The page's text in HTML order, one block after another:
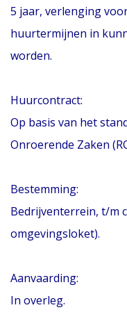
5 jaar, verlenging
huurtermijnen in
worden.
Huurcontract:
Op basis van het
Onroerende Zaken
Bestemming:
Bedrijventerrein, t/m
omgevingsloket).
Aanvaarding:
In overleg.